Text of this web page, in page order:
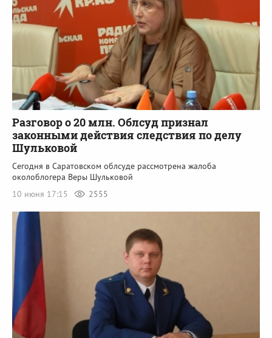
Разговор о 20 млн. Облсуд признал
законными действия следствия по делу
Шульковой
Сегодня в Саратовском облсуде рассмотрена жалоба
околоблогера Веры Шульковой
10 июня 17:15
2555